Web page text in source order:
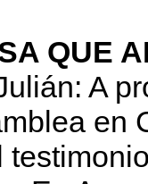
QUE
A
en